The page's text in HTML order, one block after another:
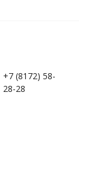
+7 (8172) 58-
28-28